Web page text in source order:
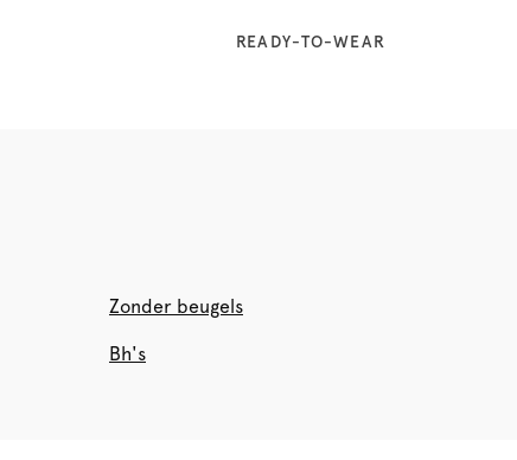
READY-TO-WEAR
Zonder beugels
Bh's